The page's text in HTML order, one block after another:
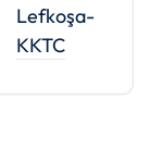
Lefkoşa-
KKTC